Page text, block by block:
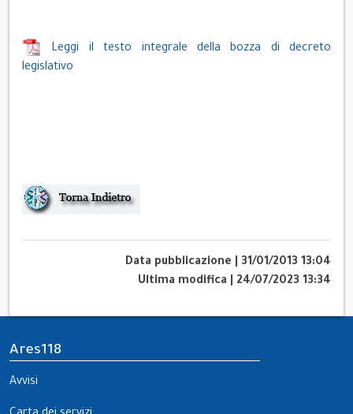
Leggi il testo integrale della bozza di decreto
legislativo
Data pubblicazione
31/01/2013 13:04
Ultima modifica
24/07/2023 13:34
Ares118
Avvisi